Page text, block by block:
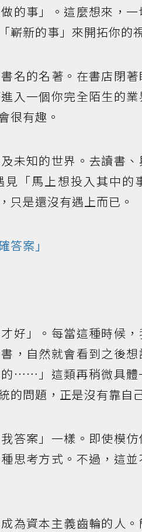
的事」。這麼想來，
嶄新的事」來開拓你的
名的名著。在書店閉
入一個你完全陌生的
很有趣。
未知的世界。去讀書
「馬上想投入其中的
只是還沒有遇上而已。
答案」
好」。每當這種時候
，自然就會看到之後
……」這類再稍微具體
的問題，正是沒有靠自
答案」一樣。即使模
思考方式。不過，這
為資本主義齒輪的人